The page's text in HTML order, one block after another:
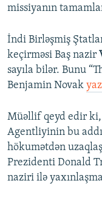
missiyanın
İndi Birləşmiş
keçirməsi Baş nazir
sayıla bilər. Bunu
Benjamin Novak
Müəllif qeyd edir ki,
Agentliyinin bu
hökumətdən
Prezidenti Donald
naziri ilə